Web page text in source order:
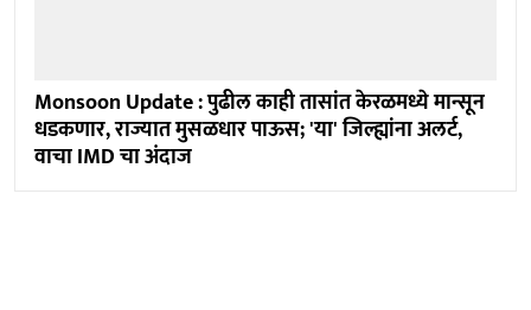
Monsoon Update : पुढील काही तासांत केरळमध्ये मान्सून
धडकणार, राज्यात मुसळधार पाऊस; 'या' जिल्ह्यांना अलर्ट,
वाचा IMD चा अंदाज